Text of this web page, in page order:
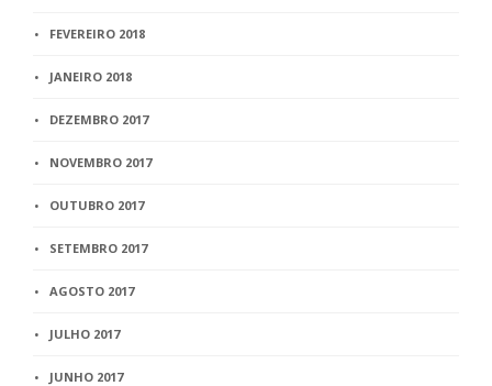
FEVEREIRO 2018
JANEIRO 2018
DEZEMBRO 2017
NOVEMBRO 2017
OUTUBRO 2017
SETEMBRO 2017
AGOSTO 2017
JULHO 2017
JUNHO 2017